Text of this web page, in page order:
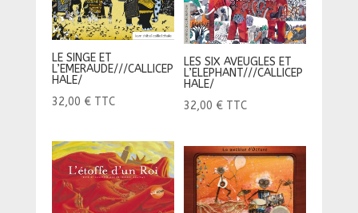
LE SINGE ET
L’EMERAUDE///CALLICEP
HALE/
32,00 € TTC
LES SIX AVEUGLES ET
L’ELEPHANT///CALLICEP
HALE/
32,00 € TTC